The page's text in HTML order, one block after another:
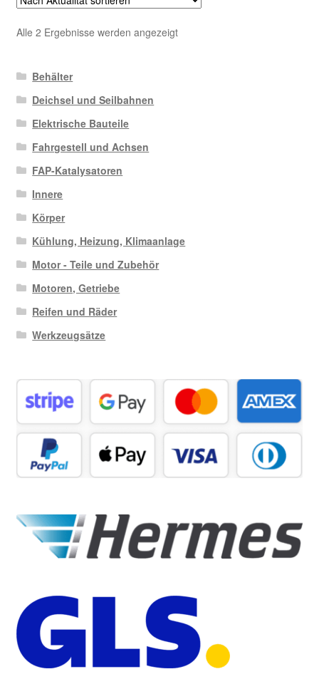
Alle 2 Ergebnisse werden angezeigtNach
Behälter
Deichsel und Seilbahnen
Elektrische Bauteile
Fahrgestell und Achsen
FAP-Katalysatoren
Innere
Körper
Kühlung, Heizung, Klimaanlage
Motor - Teile und Zubehör
Motoren, Getriebe
Reifen und Räder
Werkzeugsätze